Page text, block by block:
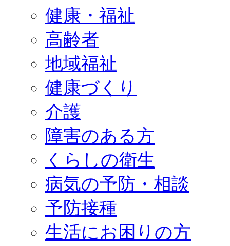
健康・福祉
高齢者
地域福祉
健康づくり
介護
障害のある方
くらしの衛生
病気の予防・相談
予防接種
生活にお困りの方